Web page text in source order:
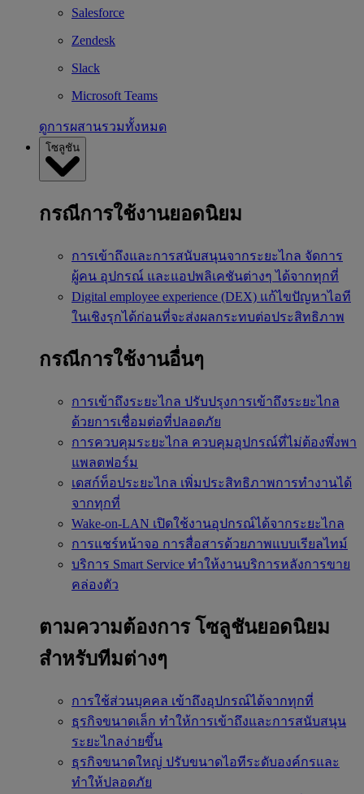
Salesforce
Zendesk
Slack
Microsoft Teams
ดูการผสานรวมทั้งหมด
โซลูชัน
กรณีการใช้งานยอดนิยม
การเข้าถึงและการสนับสนุนจากระยะไกล จัดการ
ผู้คน อุปกรณ์ และแอปพลิเคชันต่างๆ ได้จากทุกที่
Digital employee experience (DEX) แก้ไขปัญหาไอที
ในเชิงรุกได้ก่อนที่จะส่งผลกระทบต่อประสิทธิภาพ
กรณีการใช้งานอื่นๆ
การเข้าถึงระยะไกล ปรับปรุงการเข้าถึงระยะไกล
ด้วยการเชื่อมต่อที่ปลอดภัย
การควบคุมระยะไกล ควบคุมอุปกรณ์ที่ไม่ต้องพึ่งพา
แพลตฟอร์ม
เดสก์ท็อประยะไกล เพิ่มประสิทธิภาพการทำงานได้
จากทุกที่
Wake-on-LAN เปิดใช้งานอุปกรณ์ได้จากระยะไกล
การแชร์หน้าจอ การสื่อสารด้วยภาพแบบเรียลไทม์
บริการ Smart Service ทำให้งานบริการหลังการขาย
คล่องตัว
ตามความต้องการ โซลูชันยอดนิยม
สำหรับทีมต่างๆ
การใช้ส่วนบุคคล เข้าถึงอุปกรณ์ได้จากทุกที่
ธุรกิจขนาดเล็ก ทำให้การเข้าถึงและการสนับสนุน
ระยะไกลง่ายขึ้น
ธุรกิจขนาดใหญ่ ปรับขนาดไอทีระดับองค์กรและ
ทำให้ปลอดภัย